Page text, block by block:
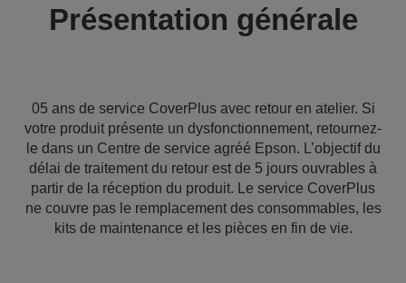
Présentation générale
05 ans de service CoverPlus avec retour en atelier. Si
votre produit présente un dysfonctionnement, retournez-
le dans un Centre de service agréé Epson. L’objectif du
délai de traitement du retour est de 5 jours ouvrables à
partir de la réception du produit. Le service CoverPlus
ne couvre pas le remplacement des consommables, les
kits de maintenance et les pièces en fin de vie.